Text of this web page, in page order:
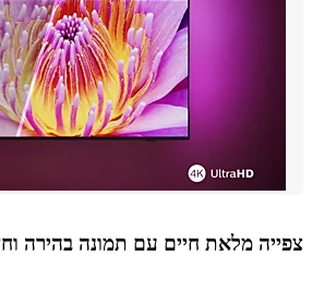
מלאת חיים עם תמונה בהירה וחדה